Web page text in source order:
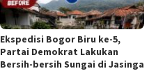
Ekspedisi Bogor Biru ke-5,
Partai Demokrat Lakukan
Bersih-bersih Sungai di Jasinga